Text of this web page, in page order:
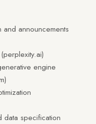
announcements
engine
data specification